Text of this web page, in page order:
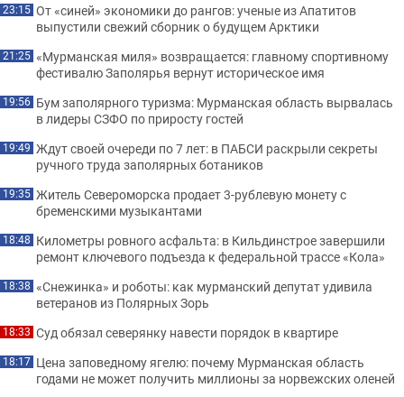
23:15 От «синей» экономики до рангов: ученые из Апатитов
выпустили свежий сборник о будущем Арктики
21:25 «Мурманская миля» возвращается: главному спортивному
фестивалю Заполярья вернут историческое имя
19:56 Бум заполярного туризма: Мурманская область вырвалась
в лидеры СЗФО по приросту гостей
19:49 Ждут своей очереди по 7 лет: в ПАБСИ раскрыли секреты
ручного труда заполярных ботаников
19:35 Житель Североморска продает 3-рублевую монету с
бременскими музыкантами
18:48 Километры ровного асфальта: в Кильдинстрое завершили
ремонт ключевого подъезда к федеральной трассе «Кола»
18:38 «Снежинка» и роботы: как мурманский депутат удивила
ветеранов из Полярных Зорь
18:33 Суд обязал северянку навести порядок в квартире
18:17 Цена заповедному ягелю: почему Мурманская область
годами не может получить миллионы за норвежских оленей